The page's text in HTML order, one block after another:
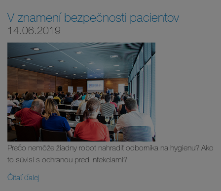
V znamení bezpečnosti pacientov
14.06.2019
Prečo nemôže žiadny robot nahradiť odborníka na hygienu? Ako
to súvisí s ochranou pred infekciami?
Čítať ďalej